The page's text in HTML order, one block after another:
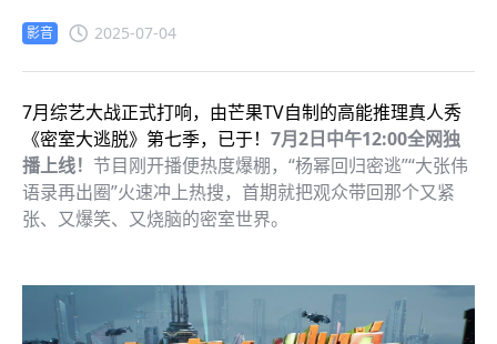
影音 2025-07-04
7月综艺大战正式打响，由芒果TV自制的高能推理真人秀
《密室大逃脱》第七季，已于！ 7月2日中午12:00全网独
播上线！ 节目刚开播便热度爆棚，“杨幂回归密逃”“大张伟
语录再出圈”火速冲上热搜，首期就把观众带回那个又紧
张、又爆笑、又烧脑的密室世界。